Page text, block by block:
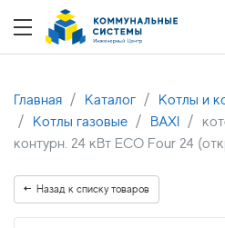
Главная Каталог
Котлы и
Котлы газовые
BAXI
контурн. 24 кВт ECO Four 24
Назад к списку товаров